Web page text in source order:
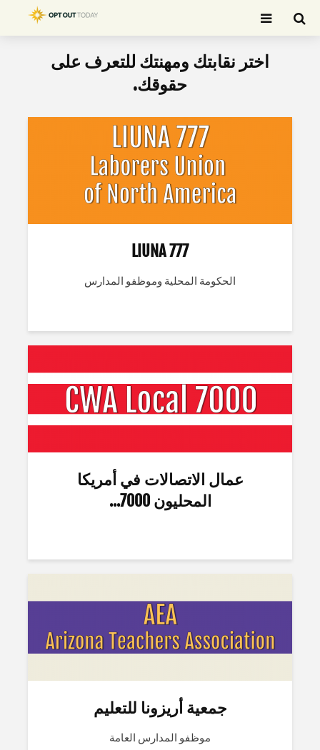
بحث
اختر نقابتك ومهنتك للتعرف على
حقوقك.
LIUNA 777
الحكومة المحلية وموظفو المدارس
عمال الاتصالات في أمريكا
المحليون 7000...
جمعية أريزونا للتعليم
موظفو المدارس العامة